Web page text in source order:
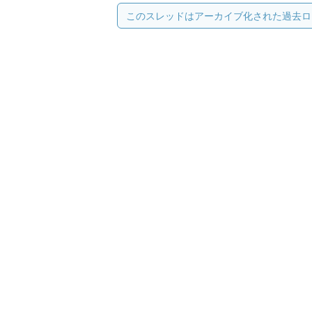
このスレッドはアーカイブ化された過去